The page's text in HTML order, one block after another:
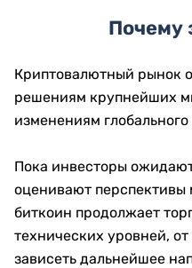
Почему
Криптовалютный рынок
решениям крупнейших
изменениям
Пока инвесторы
оценивают
биткоин продолжает
технических уровней,
зависеть дальнейшее